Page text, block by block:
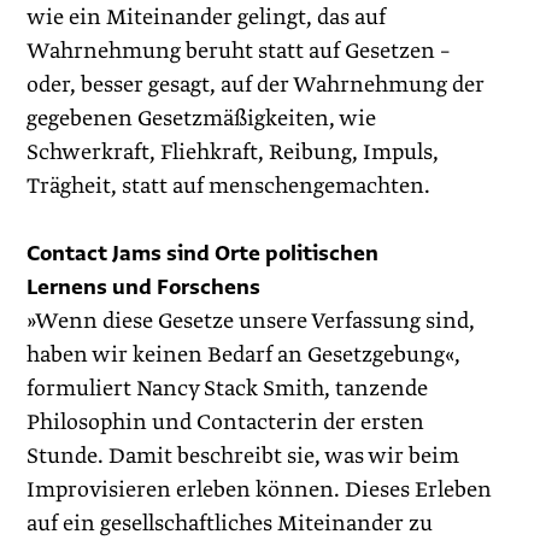
wie ein Miteinander gelingt, das auf
Wahrnehmung beruht statt auf Gesetzen –
oder, besser gesagt, auf der Wahrnehmung der
gegebenen Gesetzmäßigkeiten, wie
Schwerkraft, Fliehkraft, Reibung, Impuls,
Trägheit, statt auf menschengemachten.
Contact Jams sind Orte politischen
Lernens und Forschens
»Wenn diese Gesetze unsere Verfassung sind,
haben wir keinen Bedarf an Gesetzgebung«,
formuliert Nancy Stack Smith, tanzende
Philosophin und Contacterin der ersten
Stunde. Damit beschreibt sie, was wir beim
Improvisieren erleben können. Dieses Erleben
auf ein gesellschaftliches Miteinander zu